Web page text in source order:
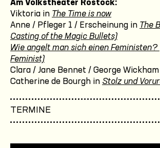
Am Volkstheater Rostock:
Viktoria in The Time is now
Anne / Pfleger 1 / Erscheinung in The
Casting of the Magic Bullets)
Wie angelt man sich einen Feministen?
Feminist)
Clara / Jane Bennet / George
Catherine de Bourgh in Stolz und
TERMINE